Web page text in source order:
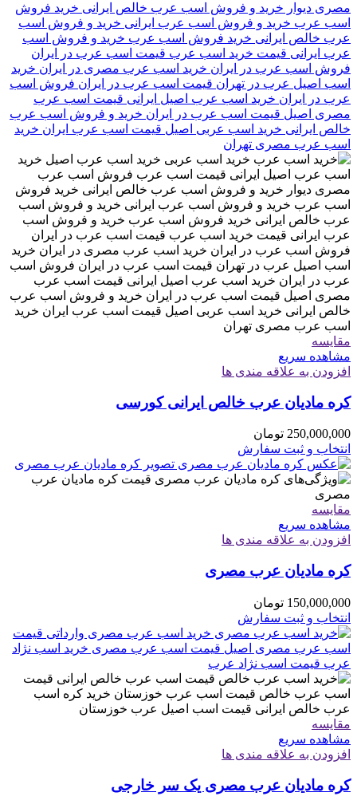
مقایسه
مشاهده سریع
افزودن به علاقه مندی ها
کره مادیان عرب خالص ایرانی کورسی
250,000,000 تومان
انتخاب و ثبت سفارش
مقایسه
مشاهده سریع
افزودن به علاقه مندی ها
کره مادیان عرب مصری
150,000,000 تومان
انتخاب و ثبت سفارش
مقایسه
مشاهده سریع
افزودن به علاقه مندی ها
کره مادیان عرب مصری یک سر خارجی